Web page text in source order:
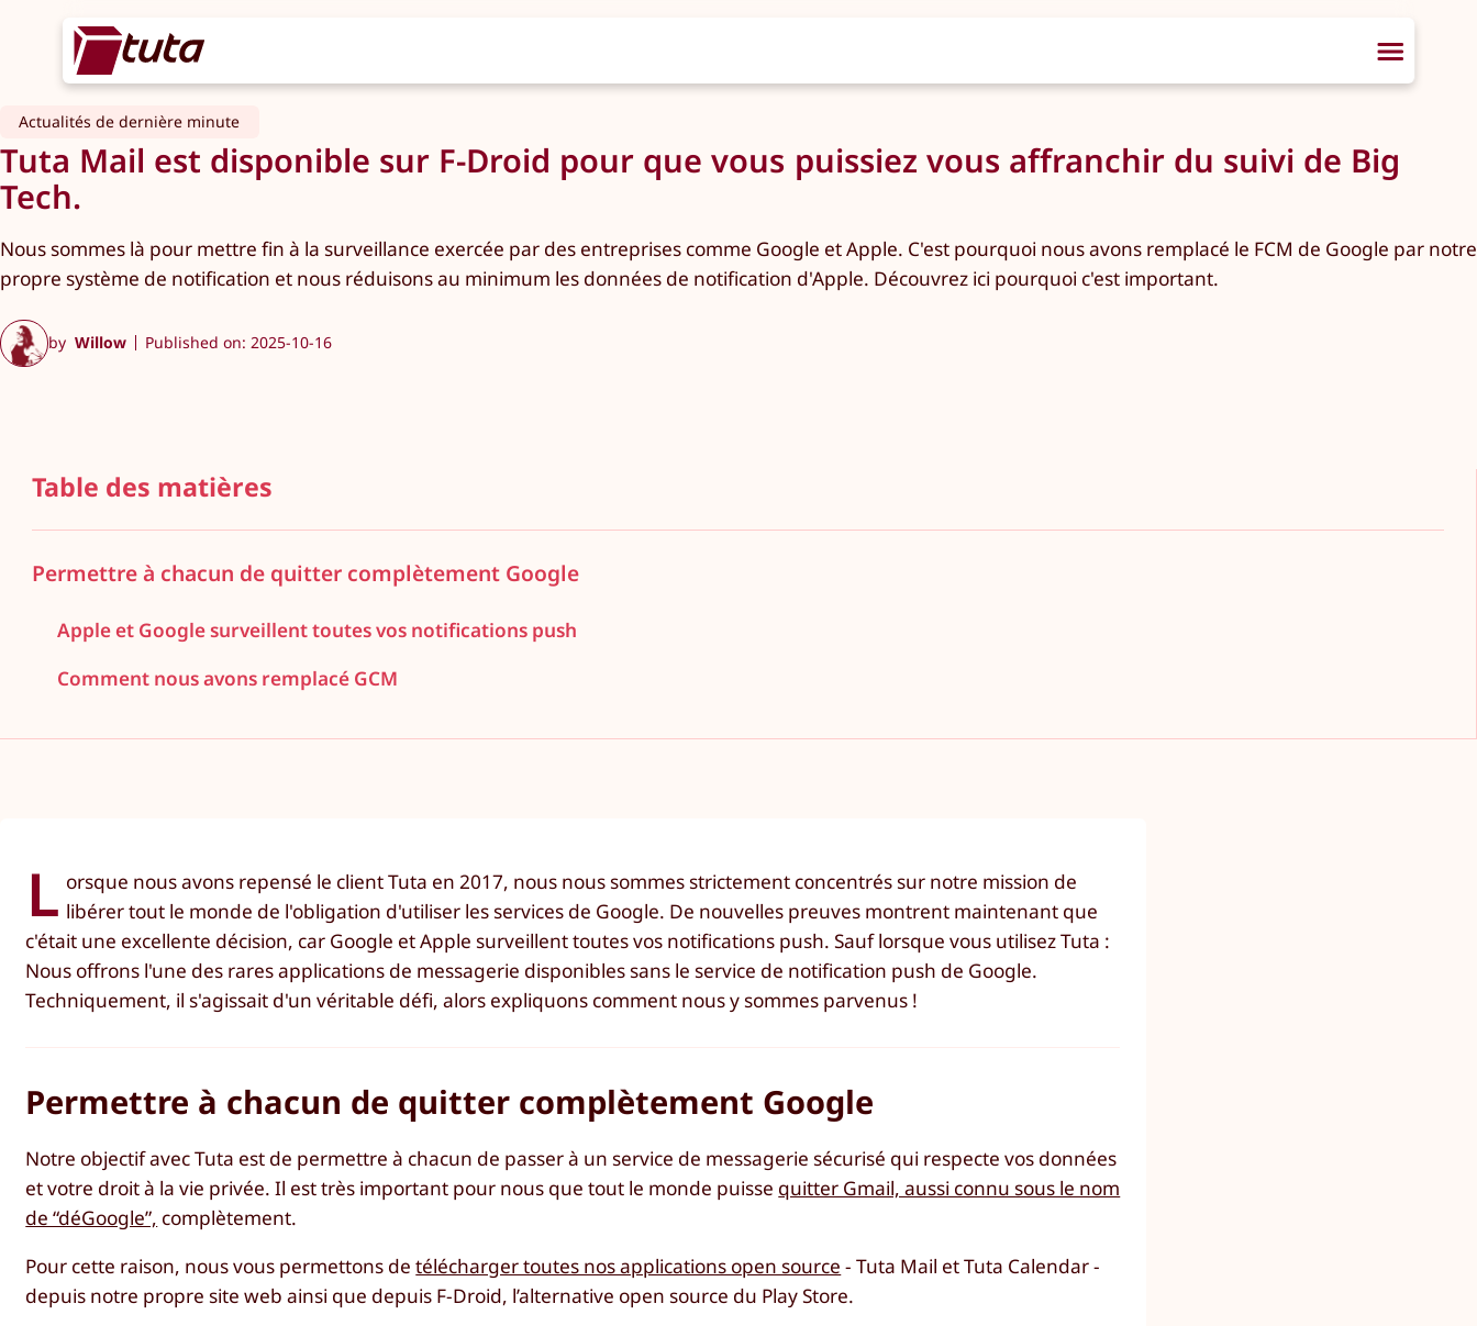
Actualités de dernière minute
Tuta Mail est disponible sur F-Droid pour que vous puissiez vous affranchir du suivi de Big
Tech.
Nous sommes là pour mettre fin à la surveillance exercée par des entreprises comme Google et Apple. C'est pourquoi nous avons remplacé le FCM de Google par notre
propre système de notification et nous réduisons au minimum les données de notification d'Apple. Découvrez ici pourquoi c'est important.
by Willow Published on: 2025-10-16
Table des matières
Permettre à chacun de quitter complètement Google
Apple et Google surveillent toutes vos notifications push
Comment nous avons remplacé GCM
L orsque nous avons repensé le client Tuta en 2017, nous nous sommes strictement concentrés sur notre mission de
libérer tout le monde de l'obligation d'utiliser les services de Google. De nouvelles preuves montrent maintenant que
c'était une excellente décision, car Google et Apple surveillent toutes vos notifications push. Sauf lorsque vous utilisez Tuta :
Nous offrons l'une des rares applications de messagerie disponibles sans le service de notification push de Google.
Techniquement, il s'agissait d'un véritable défi, alors expliquons comment nous y sommes parvenus !
Permettre à chacun de quitter complètement Google
Notre objectif avec Tuta est de permettre à chacun de passer à un service de messagerie sécurisé qui respecte vos données
et votre droit à la vie privée. Il est très important pour nous que tout le monde puisse quitter Gmail, aussi connu sous le nom
de “déGoogle”, complètement.
Pour cette raison, nous vous permettons detélécharger toutes nos applications open source - Tuta Mail et Tuta Calendar -
depuis notre propre site web ainsi que depuis F-Droid, l’alternative open source du Play Store.